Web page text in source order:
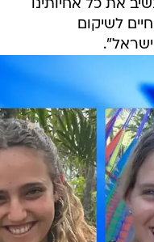
את כל אחיותינו
לשיקום